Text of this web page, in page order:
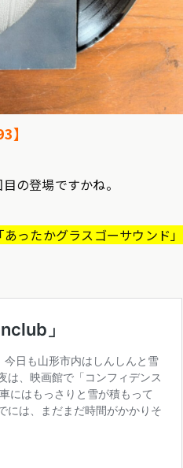
】
の登場ですかね。
「あったかグラスゴーサウンド」